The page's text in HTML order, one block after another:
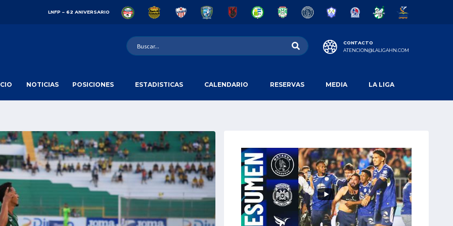
LNFP – 62 ANIVERSARIO
CONTACTO
ATENCION@LALIGAHN.COM
NOTICIAS POSICIONES ESTADISTICAS CALENDARIO RESERVAS MEDIA LA LIGA